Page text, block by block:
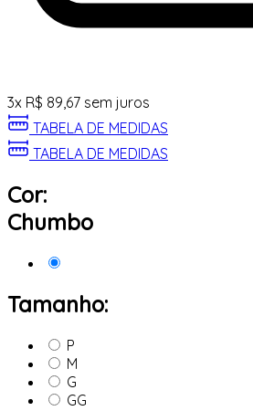
3x R$ 89,67 sem juros
TABELA DE MEDIDAS
TABELA DE MEDIDAS
Cor:
Chumbo
Tamanho:
P
M
G
GG